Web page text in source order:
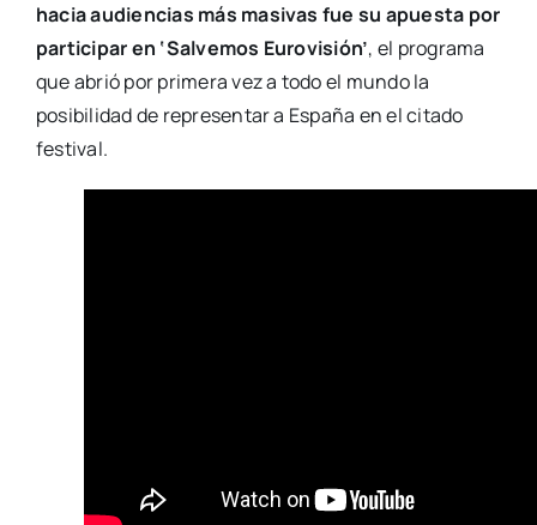
hacia audiencias más masivas fue su apuesta por
participar en ‘Salvemos Eurovisión’, el programa
que abrió por primera vez a todo el mundo la
posibilidad de representar a España en el citado
festival.